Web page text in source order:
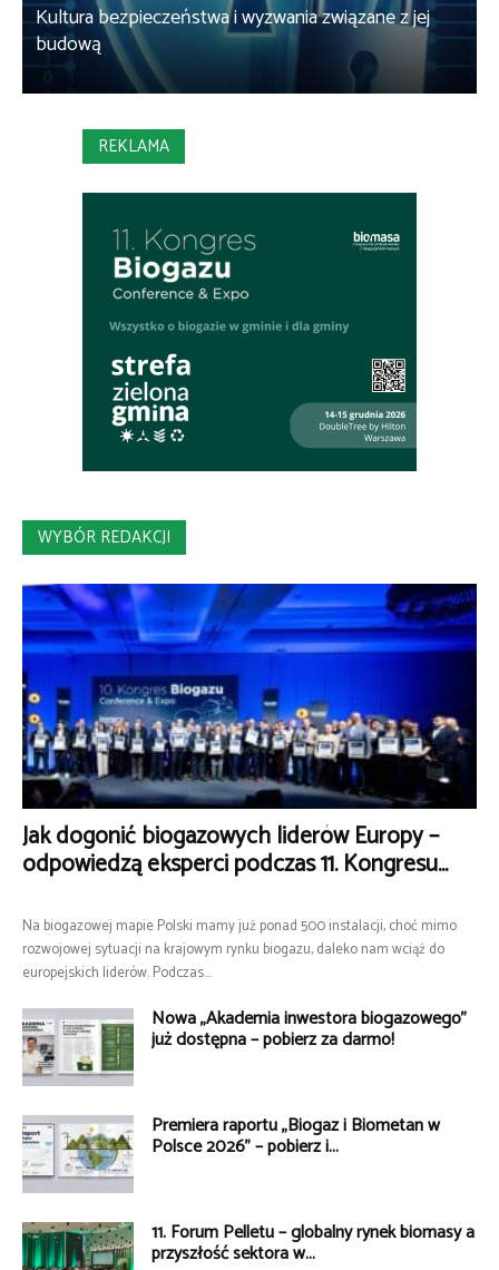
Kultura bezpieczeństwa i wyzwania związane z jej
budową
REKLAMA
WYBÓR REDAKCJI
Jak dogonić biogazowych liderów Europy –
odpowiedzą eksperci podczas 11. Kongresu...
Na biogazowej mapie Polski mamy już ponad 500 instalacji, choć mimo
rozwojowej sytuacji na krajowym rynku biogazu, daleko nam wciąż do
europejskich liderów. Podczas...
Nowa „Akademia inwestora biogazowego”
już dostępna – pobierz za darmo!
Premiera raportu „Biogaz i Biometan w
Polsce 2026” – pobierz i...
11. Forum Pelletu – globalny rynek biomasy a
przyszłość sektora w...